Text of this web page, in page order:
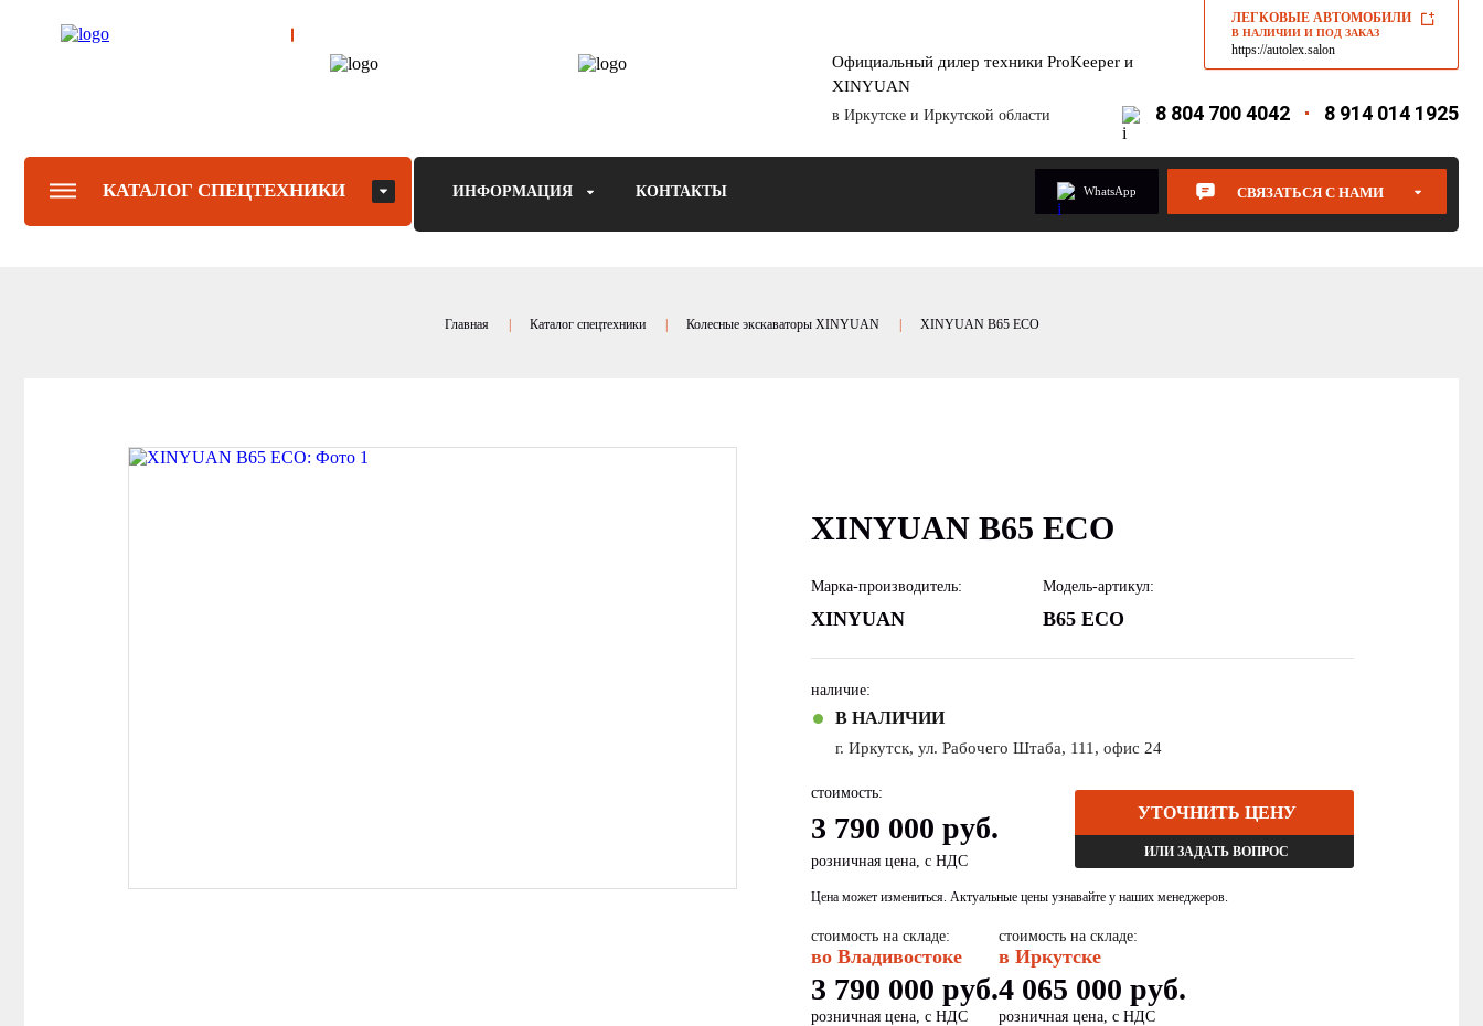
Официальный дилер техники ProKeeper и
XINYUAN
в Иркутске и Иркутской области 8 804 700 4042 8 914 014 1925
ЛЕГКОВЫЕ АВТОМОБИЛИ
В НАЛИЧИИ И ПОД ЗАКАЗ
https://autolex.salon
КАТАЛОГ СПЕЦТЕХНИКИ ИНФОРМАЦИЯ КОНТАКТЫ WhatsApp СВЯЗАТЬСЯ С НАМИ
Главная Каталог спецтехники Колесные экскаваторы XINYUAN XINYUAN B65 ECO
XINYUAN B65 ECO
Марка-производитель:
XINYUAN
Модель-артикул:
B65 ECO
наличие:
В НАЛИЧИИ
г. Иркутск, ул. Рабочего Штаба, 111, офис 24
стоимость:
3 790 000 руб.
розничная цена, с НДС
УТОЧНИТЬ ЦЕНУ
ИЛИ ЗАДАТЬ ВОПРОС
Цена может измениться. Актуальные цены узнавайте у наших менеджеров.
стоимость на складе:
во Владивостоке
3 790 000 руб.
розничная цена, с НДС
стоимость на складе:
в Иркутске
4 065 000 руб.
розничная цена, с НДС